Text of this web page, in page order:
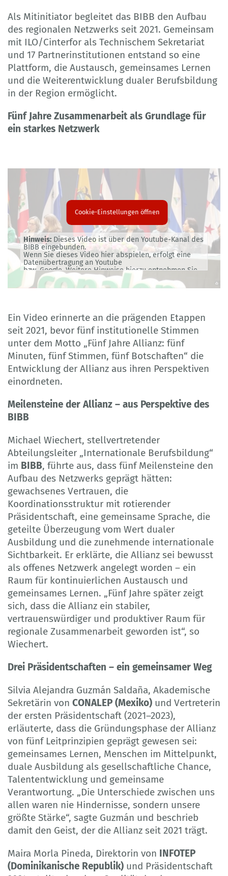
Als Mitinitiator begleitet das BIBB den Aufbau
des regionalen Netzwerks seit 2021. Gemeinsam
mit ILO/Cinterfor als Technischem Sekretariat
und 17 Partnerinstitutionen entstand so eine
Plattform, die Austausch, gemeinsames Lernen
und die Weiterentwicklung dualer Berufsbildung
in der Region ermöglicht.
Fünf Jahre Zusammenarbeit als Grundlage für
ein starkes Netzwerk
Cookie-Einstellungen öffnen
Hinweis:Dieses Video ist über den Youtube-Kanal des
BIBB eingebunden.
Wenn Sie dieses Video hier abspielen, erfolgt eine
Datenübertragung an Youtube
bzw. Google. Weitere Hinweise hierzu entnehmen Sie
bitte unserer
Datenschutzerklärung.
Ein Video erinnerte an die prägenden Etappen
seit 2021, bevor fünf institutionelle Stimmen
unter dem Motto „Fünf Jahre Allianz: fünf
Minuten, fünf Stimmen, fünf Botschaften“ die
Entwicklung der Allianz aus ihren Perspektiven
einordneten.
Meilensteine der Allianz – aus Perspektive des
BIBB
Michael Wiechert, stellvertretender
Abteilungsleiter „Internationale Berufsbildung“
im BIBB, führte aus, dass fünf Meilensteine den
Aufbau des Netzwerks geprägt hätten:
gewachsenes Vertrauen, die
Koordinationsstruktur mit rotierender
Präsidentschaft, eine gemeinsame Sprache, die
geteilte Überzeugung vom Wert dualer
Ausbildung und die zunehmende internationale
Sichtbarkeit. Er erklärte, die Allianz sei bewusst
als offenes Netzwerk angelegt worden – ein
Raum für kontinuierlichen Austausch und
gemeinsames Lernen. „Fünf Jahre später zeigt
sich, dass die Allianz ein stabiler,
vertrauenswürdiger und produktiver Raum für
regionale Zusammenarbeit geworden ist“, so
Wiechert.
Drei Präsidentschaften – ein gemeinsamer Weg
Silvia Alejandra Guzmán Saldaña, Akademische
Sekretärin von CONALEP (Mexiko) und Vertreterin
der ersten Präsidentschaft (2021–2023),
erläuterte, dass die Gründungsphase der Allianz
von fünf Leitprinzipien geprägt gewesen sei:
gemeinsames Lernen, Menschen im Mittelpunkt,
duale Ausbildung als gesellschaftliche Chance,
Talententwicklung und gemeinsame
Verantwortung. „Die Unterschiede zwischen uns
allen waren nie Hindernisse, sondern unsere
größte Stärke“, sagte Guzmán und beschrieb
damit den Geist, der die Allianz seit 2021 trägt.
Maira Morla Pineda, Direktorin von INFOTEP
(Dominikanische Republik) und Präsidentschaft